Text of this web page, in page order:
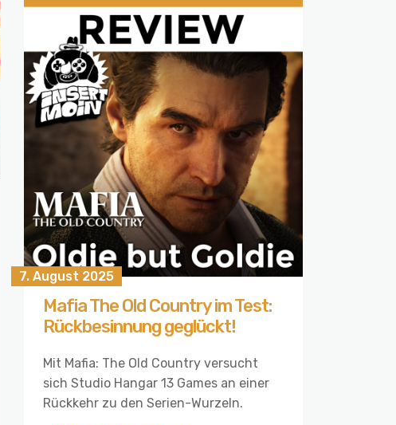
7. August 2025
Mafia The Old Country im Test:
Rückbesinnung geglückt!
Mit Mafia: The Old Country versucht
sich Studio Hangar 13 Games an einer
Rückkehr zu den Serien-Wurzeln.